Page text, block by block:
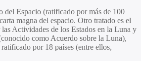
del Espacio (ratificado por más de 100
magna del espacio. Otro tratado es el
Actividades de los Estados en la Luna y
como Acuerdo sobre la Luna),
por 18 países (entre ellos,